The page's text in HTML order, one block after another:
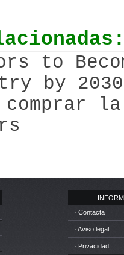
to
by 2030
comprar
· Contacta
· Aviso legal
· Privacidad